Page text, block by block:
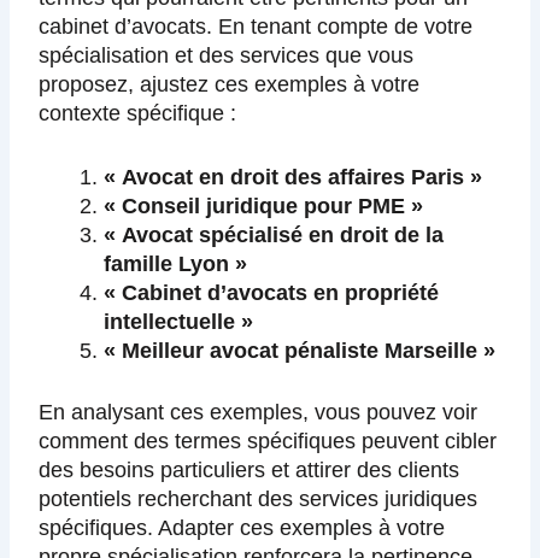
cabinet d’avocats. En tenant compte de votre
spécialisation et des services que vous
proposez, ajustez ces exemples à votre
contexte spécifique :
« Avocat en droit des affaires Paris »
« Conseil juridique pour PME »
« Avocat spécialisé en droit de la
famille Lyon »
« Cabinet d’avocats en propriété
intellectuelle »
« Meilleur avocat pénaliste Marseille »
En analysant ces exemples, vous pouvez voir
comment des termes spécifiques peuvent cibler
des besoins particuliers et attirer des clients
potentiels recherchant des services juridiques
spécifiques. Adapter ces exemples à votre